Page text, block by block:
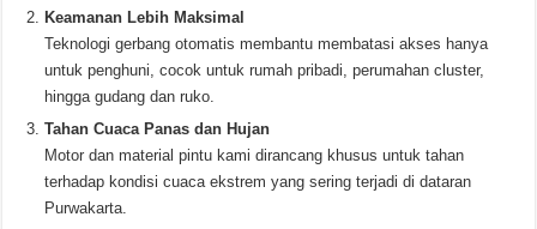
Keamanan Lebih Maksimal
Teknologi gerbang otomatis membantu membatasi akses hanya
untuk penghuni, cocok untuk rumah pribadi, perumahan cluster,
hingga gudang dan ruko.
Tahan Cuaca Panas dan Hujan
Motor dan material pintu kami dirancang khusus untuk tahan
terhadap kondisi cuaca ekstrem yang sering terjadi di dataran
Purwakarta.